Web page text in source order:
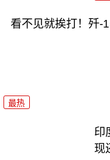
看不见就挨打！歼-
最热
印
现